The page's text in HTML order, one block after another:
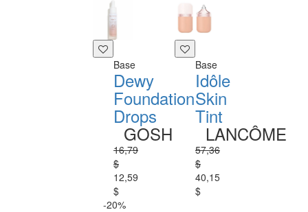
Base
Dewy
Foundation
Drops
GOSH
16,79
$
12,59
$
Base
Idôle
Skin
Tint
LANCÔME
57,36
$
40,15
$
-20%